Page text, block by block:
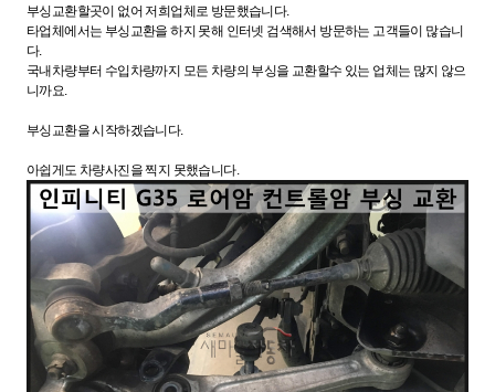
부싱교환할곳이 없어 저희업체로 방문했습니다.
타업체에서는 부싱교환을 하지 못해 인터넷 검색해서 방문하는 고객들이 많습니
다.
국내차량부터 수입차량까지 모든 차량의 부싱을 교환할수 있는 업체는 많지 않으
니까요.
부싱교환을 시작하겠습니다.
아쉽게도 차량사진을 찍지 못했습니다.